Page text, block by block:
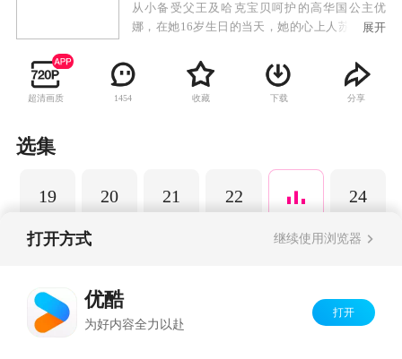
从小备受父王及哈克宝贝呵护的高华国公主优
娜，在她16岁生日的当天，她的心上人苏芳来到
允许她跟苏芳的交往，依旧对苏芳无法死心的优
娜决定向父王表明她的心意时，却意外地撞见父
亲被刺杀的惊人场面。不肯面对事实的优娜从此
展开
超清画质 1454 收藏 下载 分享
选集
19 20 21 22 24
打开方式 继续使用浏览器
优酷
为好内容全力以赴
打开